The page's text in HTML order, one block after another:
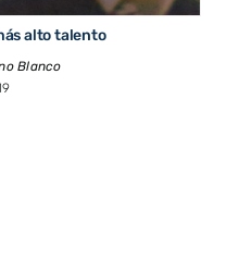
alto talento
Blanco